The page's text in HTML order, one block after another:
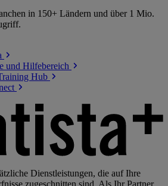
in 150+ Ländern und über 1 Mio.
und Hilfebereich
Hub
Dienstleistungen, die auf Ihre
zugeschnitten sind. Als Ihr Partner